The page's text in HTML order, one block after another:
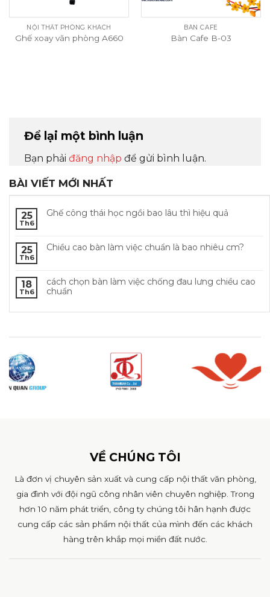
BÀI VIẾT MỚI NHẤT
25
Th6
Ghế công thái học ngồi bao lâu thì hiệu quả
25
Th6
Chiều cao bàn làm việc chuẩn là bao nhiêu cm?
18
Th6
cách chọn bàn làm việc chống đau lưng chiều cao
chuẩn
NỘI THẤT PHÒNG KHÁCH
Ghế xoay văn phòng A660
BÀN CAFE
Bàn Cafe B-03
Để lại một bình luận
Bạn phải đăng nhập để gửi bình luận.
VỀ CHÚNG TÔI
Là đơn vị chuyên sản xuất và cung cấp nội thất văn phòng,
gia đình với đội ngũ công nhân viên chuyên nghiệp. Trong
hơn 10 năm phát triển, công ty chúng tôi hân hạnh được
cung cấp các sản phẩm nội thất của mình đến các khách
hàng trên khắp mọi miền đất nước.